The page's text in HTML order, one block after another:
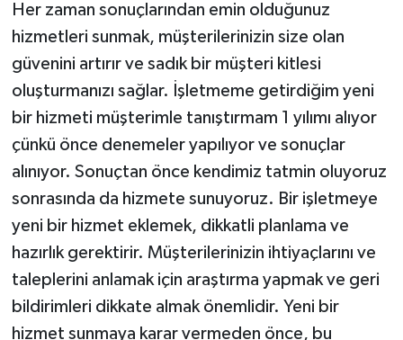
Her zaman sonuçlarından emin olduğunuz
hizmetleri sunmak, müşterilerinizin size olan
güvenini artırır ve sadık bir müşteri kitlesi
oluşturmanızı sağlar. İşletmeme getirdiğim yeni
bir hizmeti müşterimle tanıştırmam 1 yılımı alıyor
çünkü önce denemeler yapılıyor ve sonuçlar
alınıyor. Sonuçtan önce kendimiz tatmin oluyoruz
sonrasında da hizmete sunuyoruz. Bir işletmeye
yeni bir hizmet eklemek, dikkatli planlama ve
hazırlık gerektirir. Müşterilerinizin ihtiyaçlarını ve
taleplerini anlamak için araştırma yapmak ve geri
bildirimleri dikkate almak önemlidir. Yeni bir
hizmet sunmaya karar vermeden önce, bu